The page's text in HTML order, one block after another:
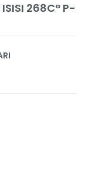
ISISI 268C° P-